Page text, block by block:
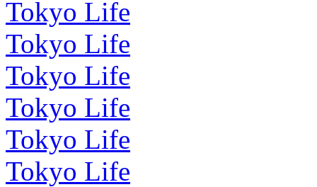
Tokyo Life
Tokyo Life
Tokyo Life
Tokyo Life
Tokyo Life
Tokyo Life